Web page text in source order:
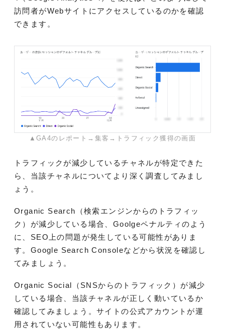
訪問者がWebサイトにアクセスしているのかを確認
できます。
▲GA4のレポート→集客→トラフィック獲得の画面
トラフィックが減少しているチャネルが特定できた
ら、当該チャネルについてより深く調査してみまし
ょう。
Organic Search（検索エンジンからのトラフィッ
ク）が減少している場合、Goolgeペナルティのよう
に、SEO上の問題が発生している可能性がありま
す。Google Search Consoleなどから状況を確認し
てみましょう。
Organic Social（SNSからのトラフィック）が減少
している場合、当該チャネルが正しく動いているか
確認してみましょう。サイトの公式アカウントが運
用されていない可能性もあります。